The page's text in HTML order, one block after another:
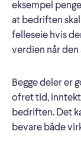
eksempel
at bedriften
felleseie hvis
verdien når den
Begge deler er
ofret tid,
bedriften. Det
bevare både